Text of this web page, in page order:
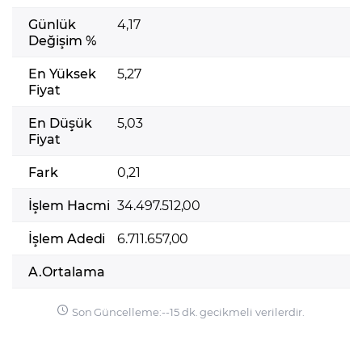
Günlük
Değişim %
4,17
En Yüksek
Fiyat
5,27
En Düşük
Fiyat
5,03
Fark
0,21
İşlem Hacmi 34.497.512,00
İşlem Adedi
6.711.657,00
A.Ortalama
Son Güncelleme:--15 dk. gecikmeli verilerdir.